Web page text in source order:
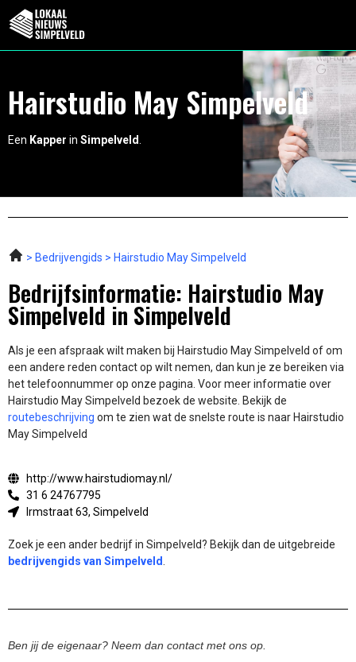
Hairstudio May Simpelveld
Een Kapper in Simpelveld
Bedrijvengids Hairstudio May Simpelveld
Bedrijfsinformatie: Hairstudio May
Simpelveld in Simpelveld
Als je een afspraak wilt maken bij Hairstudio May Simpelveld of om
een andere reden contact op wilt nemen, dan kun je ze bereiken via
het telefoonnummer op onze pagina. Voor meer informatie over
Hairstudio May Simpelveld bezoek de website. Bekijk de
routebeschrijving om te zien wat de snelste route is naar Hairstudio
May Simpelveld
http://www.hairstudiomay.nl/
31 6 24767795
Irmstraat 63, Simpelveld
Zoek je een ander bedrijf in Simpelveld? Bekijk dan de uitgebreide
bedrijvengids van Simpelveld
Ben jij de eigenaar? Neem dan contact met ons op.